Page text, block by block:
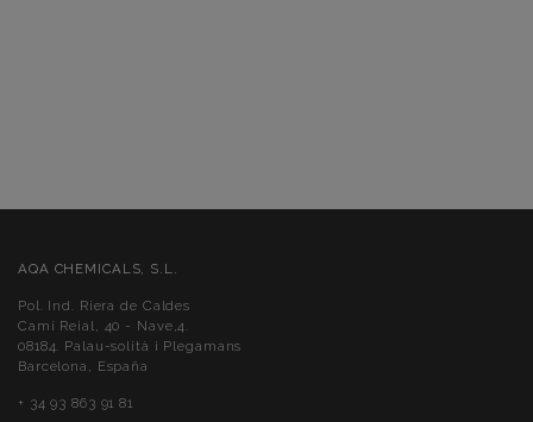
AQA CHEMICALS, S.L.
Pol. Ind. Riera de Caldes
Camí Reial, 40 - Nave,4.
08184. Palau-solità i Plegamans
Barcelona, España
+ 34 93 863 91 81